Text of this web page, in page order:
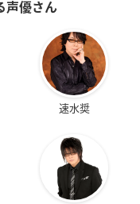
声優さん
速水奨